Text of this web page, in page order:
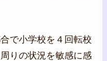
で小学校を４回転校
りの状況を敏感に感